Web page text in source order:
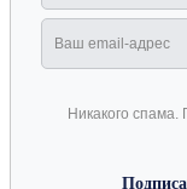
Никакого спама.